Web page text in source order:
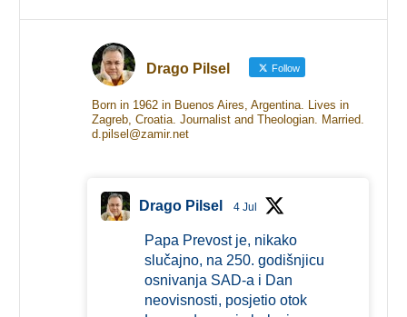
Drago Pilsel Follow
Born in 1962 in Buenos Aires, Argentina. Lives in
Zagreb, Croatia. Journalist and Theologian. Married.
d.pilsel@zamir.net
Drago Pilsel 4 Jul
Papa Prevost je, nikako
slučajno, na 250. godišnjicu
osnivanja SAD-a i Dan
neovisnosti, posjetio otok